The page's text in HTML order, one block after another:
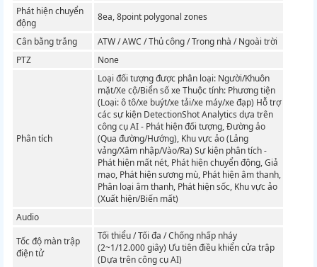
Phát hiện chuyển
động
8ea, 8point polygonal zones
Cân bằng trắng
ATW / AWC / Thủ công / Trong nhà / Ngoài trời
PTZ
None
Phân tích
Loại đối tượng được phân loại: Người/Khuôn
mặt/Xe cộ/Biển số xe Thuộc tính: Phương tiện
(Loại: ô tô/xe buýt/xe tải/xe máy/xe đạp) Hỗ trợ
các sự kiện DetectionShot Analytics dựa trên
công cụ AI - Phát hiện đối tượng, Đường ảo
(Qua đường/Hướng), Khu vực ảo (Lảng
vảng/Xâm nhập/Vào/Ra) Sự kiện phân tích -
Phát hiện mất nét, Phát hiện chuyển động, Giả
mạo, Phát hiện sương mù, Phát hiện âm thanh,
Phân loại âm thanh, Phát hiện sốc, Khu vực ảo
(Xuất hiện/Biến mất)
Audio
Tốc độ màn trập
điện tử
Tối thiểu / Tối đa / Chống nhấp nháy
(2~1/12.000 giây) Ưu tiên điều khiển cửa trập
(Dựa trên công cụ AI)